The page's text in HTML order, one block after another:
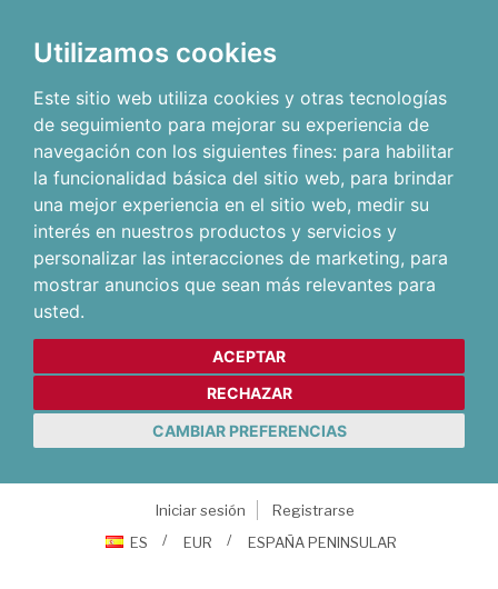
Utilizamos cookies
Este sitio web utiliza cookies y otras tecnologías
de seguimiento para mejorar su experiencia de
navegación con los siguientes fines: para habilitar
la funcionalidad básica del sitio web, para brindar
una mejor experiencia en el sitio web, medir su
interés en nuestros productos y servicios y
personalizar las interacciones de marketing, para
mostrar anuncios que sean más relevantes para
usted.
ACEPTAR
RECHAZAR
CAMBIAR PREFERENCIAS
Iniciar sesión
Registrarse
ES
EUR ESPAÑA PENINSULAR